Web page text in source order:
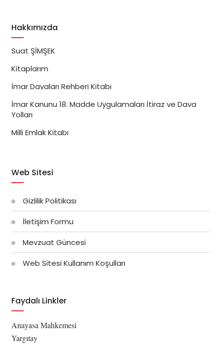
Hakkımızda
Suat ŞİMŞEK
Kitaplarım
İmar Davaları Rehberi Kitabı
İmar Kanunu 18. Madde Uygulamaları İtiraz ve Dava
Yolları
Milli Emlak Kitabı
Web Sitesi
Gizlilik Politikası
İletişim Formu
Mevzuat Güncesi
Web Sitesi Kullanım Koşulları
Faydalı Linkler
Anayasa Mahkemesi
Yargıtay